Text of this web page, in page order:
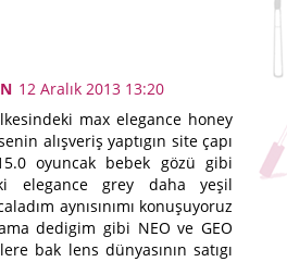
12 Aralık 2013 13:20
max elegance honey
alışveriş yaptıgın site çapı
oyuncak bebek gözü gibi
elegance grey daha yeşil
aynısınımı konuşuyoruz
dedigim gibi NEO ve GEO
bak lens dünyasının satıgı